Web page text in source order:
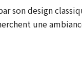
son design
une